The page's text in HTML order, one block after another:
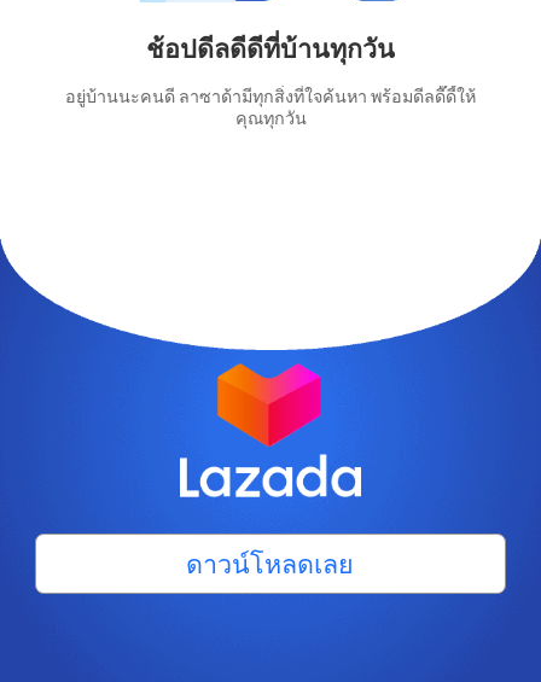
ช้อปดีลดีดีที่บ้านทุกวัน
อยู่บ้านนะคนดี ลาซาด้ามีทุกสิ่งที่ใจค้นหา พร้อมดีลดี๊ดี้ให้
คุณทุกวัน
ดาวน์โหลดเลย